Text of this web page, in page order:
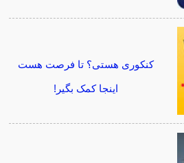
کنکوری هستی؟ تا فرصت هست
اینجا کمک بگیر!